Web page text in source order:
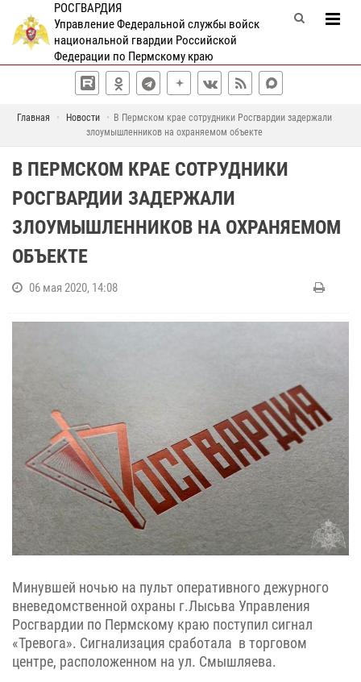
РОСГВАРДИЯ
Управление Федеральной службы войск
национальной гвардии Российской
Федерации по Пермскому краю
Главная Новости
В Пермском крае сотрудники Росгвардии задержали
злоумышленников на охраняемом объекте
В ПЕРМСКОМ КРАЕ СОТРУДНИКИ
РОСГВАРДИИ ЗАДЕРЖАЛИ
ЗЛОУМЫШЛЕННИКОВ НА ОХРАНЯЕМОМ
ОБЪЕКТЕ
06 мая 2020, 14:08
Минувшей ночью на пульт оперативного дежурного
вневедомственной охраны г.Лысьва Управления
Росгвардии по Пермскому краю поступил сигнал
«Тревога». Сигнализация сработала в торговом
центре, расположенном на ул. Смышляева.